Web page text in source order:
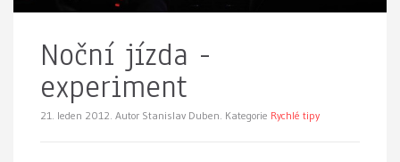
Noční jízda -
experiment
21. leden 2012. Autor Stanislav Duben. Kategorie Rychlé tipy